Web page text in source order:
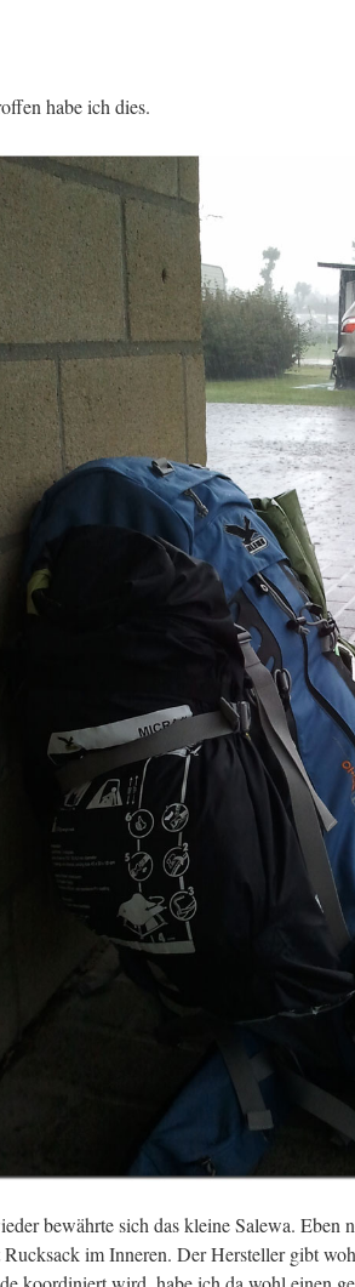
habe ich dies.
bewährte sich das kleine Salewa. Eben
im Inneren. Der Hersteller gibt